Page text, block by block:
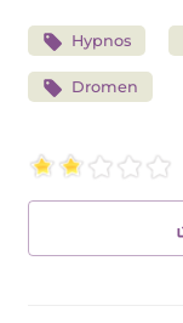
Hypnos
Dromen